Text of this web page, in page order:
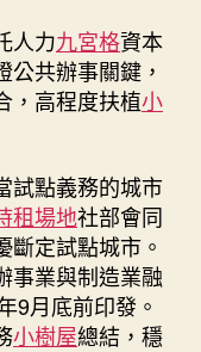
人力九宮格資本
共辦事關鍵，
，高程度扶植小
試點義務的城市
租場地社部會同
定試點城市。
事業與制造業融
9月底前印發。
小樹屋總結，穩